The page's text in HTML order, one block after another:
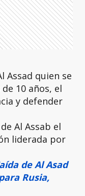
Assad quien se
10 años, el
y defender
Al Assab el
liderada por
de Al Asad
Rusia,